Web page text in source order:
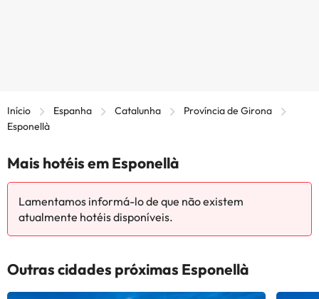
Início Espanha Catalunha
Província de Girona
Esponellà
Mais hotéis em Esponellà
Lamentamos informá-lo de que não existem
atualmente hotéis disponíveis.
Outras cidades próximas Esponellà